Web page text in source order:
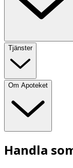
Tjänster
Om Apoteket
Handla